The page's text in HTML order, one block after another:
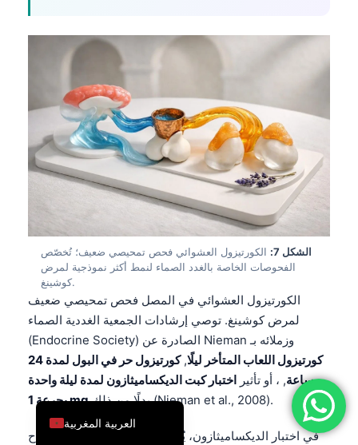
الشكل 7:
الكورتيزول العشوائي فحص تمحيصي ضعيف؛ تُخصّص
الفحوصات الخاصة بالغدد الصماء لنمط أكثر نموذجية لمرض
كوشينغ.
الكورتيزول العشوائي في المصل فحص تمحيصي ضعيف
لمرض كوشينغ. توصي إرشادات الجمعية الغددية الصماء
(Endocrine Society) الصادرة عن Nieman وزملائه بـ
كورتيزول اللعاب المتأخر ليلًا,
كورتيزول حر في البول لمدة 24
ساعة, ، أو تأثير اختبار كبت الديكساميثازون لمدة ليلة واحدة
بجرعة 1 mg
بدلًا من ذلك (Nieman et al., 2008).
في اختبار الديكساميثازون، يُعتبر كورتيزول المصل في صباح
العربية المغربية
English
Deutsch
العربية
Français
עִבְרִית
Italiano
Español
Ελληνικά
Türkçe
Română
简体中文
Български